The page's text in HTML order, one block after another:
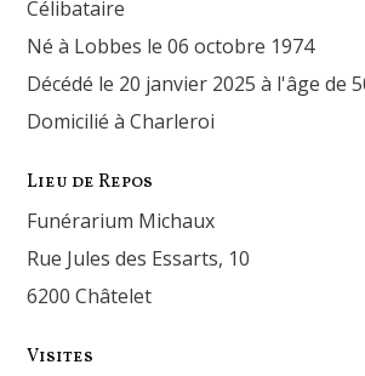
Célibataire
Né à Lobbes le 06 octobre 1974
Décédé le 20 janvier 2025 à l'âge de
Domicilié à Charleroi
Lieu de Repos
Funérarium Michaux
Rue Jules des Essarts, 10
6200 Châtelet
Visites